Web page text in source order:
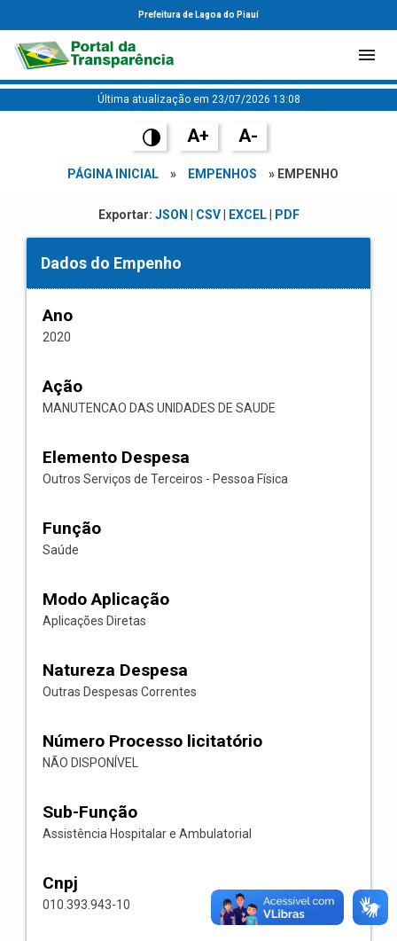
Prefeitura de Lagoa do Piauí
Última atualização em 23/07/2026 13:08
A+ A-
PÁGINA INICIAL » EMPENHOS » EMPENHO
Exportar: JSON CSV| EXCEL| PDF
Dados do Empenho
Ano
2020
Ação
MANUTENCAO DAS UNIDADES DE SAUDE
Elemento Despesa
Outros Serviços de Terceiros - Pessoa Física
Função
Saúde
Modo Aplicação
Aplicações Diretas
Natureza Despesa
Outras Despesas Correntes
Número Processo licitatório
NÃO DISPONÍVEL
Sub-Função
Assistência Hospitalar e Ambulatorial
Cnpj
010.393.943-10